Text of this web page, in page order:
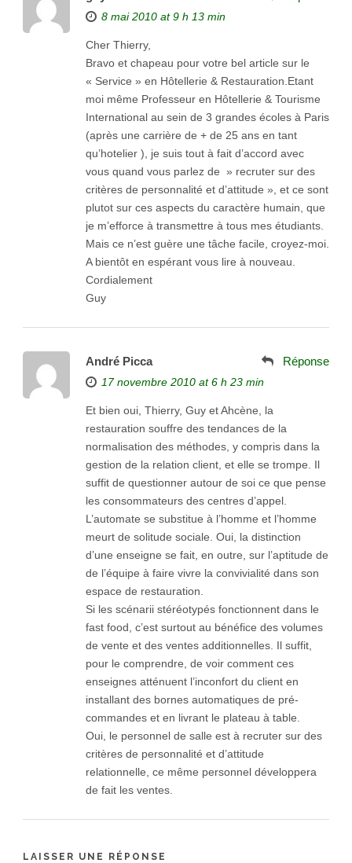
8 mai 2010 at 9 h 13 min
Cher Thierry,
Bravo et chapeau pour votre bel article sur le
« Service » en Hôtellerie & Restauration.Etant
moi même Professeur en Hôtellerie & Tourisme
International au sein de 3 grandes écoles à Paris
(après une carrière de + de 25 ans en tant
qu’hotelier ), je suis tout à fait d’accord avec
vous quand vous parlez de » recruter sur des
critères de personnalité et d’attitude », et ce sont
plutot sur ces aspects du caractère humain, que
je m’efforce à transmettre à tous mes étudiants.
Mais ce n’est guère une tâche facile, croyez-moi.
A bientôt en espérant vous lire à nouveau.
Cordialement
Guy
André Picca
17 novembre 2010 at 6 h 23 min
Réponse
Et bien oui, Thierry, Guy et Ahcène, la
restauration souffre des tendances de la
normalisation des méthodes, y compris dans la
gestion de la relation client, et elle se trompe. Il
suffit de questionner autour de soi ce que pense
les consommateurs des centres d’appel.
L’automate se substitue à l’homme et l’homme
meurt de solitude sociale. Oui, la distinction
d’une enseigne se fait, en outre, sur l’aptitude de
de l’équipe à faire vivre la convivialité dans son
espace de restauration.
Si les scénarii stéréotypés fonctionnent dans le
fast food, c’est surtout au bénéfice des volumes
de vente et des ventes additionnelles. Il suffit,
pour le comprendre, de voir comment ces
enseignes atténuent l’inconfort du client en
installant des bornes automatiques de pré-
commandes et en livrant le plateau à table.
Oui, le personnel de salle est à recruter sur des
critères de personnalité et d’attitude
relationnelle, ce même personnel développera
de fait les ventes.
LAISSER UNE RÉPONSE